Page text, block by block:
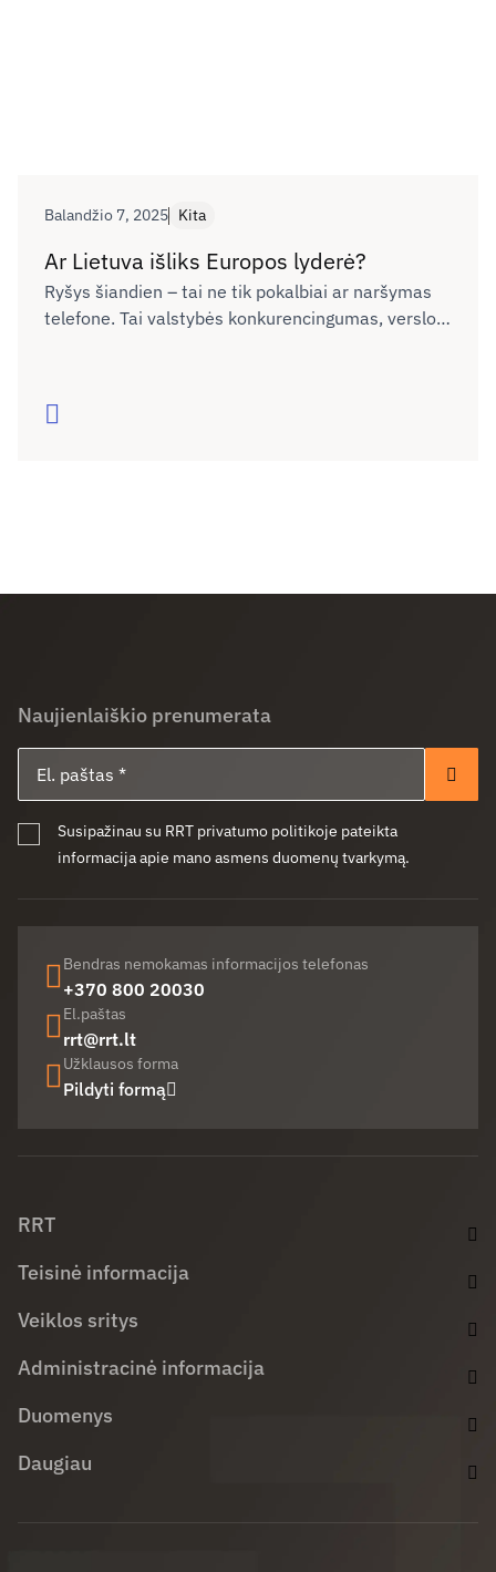
Balandžio 7, 2025 Kita
Ar Lietuva išliks Europos lyderė?
Ryšys šiandien – tai ne tik pokalbiai ar naršymas
telefone. Tai valstybės konkurencingumas, verslo
pakeisti?
Skaityti
Naujienlaiškio prenumerata
Susipažinau su RRT privatumo politikoje pateikta
informacija apie mano asmens duomenų tvarkymą.
Bendras nemokamas informacijos telefonas
+370 800 20030
El.paštas
rrt@rrt.lt
Užklausos forma
Pildyti formą
RRT
Teisinė informacija
Veiklos sritys
Administracinė informacija
Duomenys
Daugiau